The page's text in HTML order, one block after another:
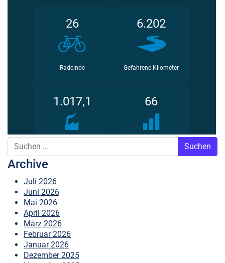
Suche nach:
Archive
Juli 2026
Juni 2026
Mai 2026
April 2026
März 2026
Februar 2026
Januar 2026
Dezember 2025